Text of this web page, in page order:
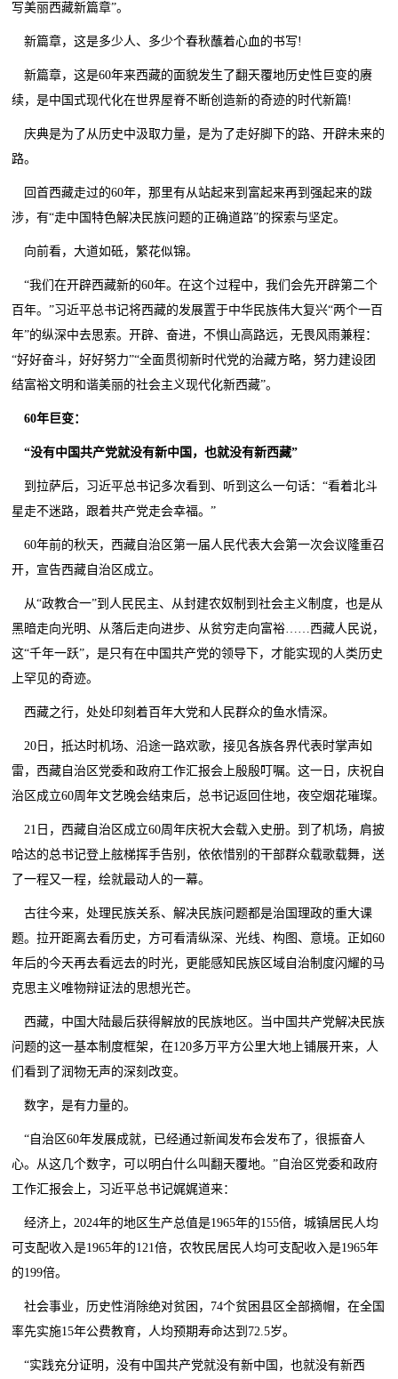
写美丽西藏新篇章”。
新篇章，这是多少人、多少个春秋蘸着心血的书写!
新篇章，这是60年来西藏的面貌发生了翻天覆地历史性巨变的赓
续，是中国式现代化在世界屋脊不断创造新的奇迹的时代新篇!
庆典是为了从历史中汲取力量，是为了走好脚下的路、开辟未来的
路。
回首西藏走过的60年，那里有从站起来到富起来再到强起来的跋
涉，有“走中国特色解决民族问题的正确道路”的探索与坚定。
向前看，大道如砥，繁花似锦。
“我们在开辟西藏新的60年。在这个过程中，我们会先开辟第二个
百年。”习近平总书记将西藏的发展置于中华民族伟大复兴“两个一百
年”的纵深中去思索。开辟、奋进，不惧山高路远，无畏风雨兼程：
“好好奋斗，好好努力”“全面贯彻新时代党的治藏方略，努力建设团
结富裕文明和谐美丽的社会主义现代化新西藏”。
60年巨变：
“没有中国共产党就没有新中国，也就没有新西藏”
到拉萨后，习近平总书记多次看到、听到这么一句话：“看着北斗
星走不迷路，跟着共产党走会幸福。”
60年前的秋天，西藏自治区第一届人民代表大会第一次会议隆重召
开，宣告西藏自治区成立。
从“政教合一”到人民民主、从封建农奴制到社会主义制度，也是从
黑暗走向光明、从落后走向进步、从贫穷走向富裕……西藏人民说，
这“千年一跃”，是只有在中国共产党的领导下，才能实现的人类历史
上罕见的奇迹。
西藏之行，处处印刻着百年大党和人民群众的鱼水情深。
20日，抵达时机场、沿途一路欢歌，接见各族各界代表时掌声如
雷，西藏自治区党委和政府工作汇报会上殷殷叮嘱。这一日，庆祝自
治区成立60周年文艺晚会结束后，总书记返回住地，夜空烟花璀璨。
21日，西藏自治区成立60周年庆祝大会载入史册。到了机场，肩披
哈达的总书记登上舷梯挥手告别，依依惜别的干部群众载歌载舞，送
了一程又一程，绘就最动人的一幕。
古往今来，处理民族关系、解决民族问题都是治国理政的重大课
题。拉开距离去看历史，方可看清纵深、光线、构图、意境。正如60
年后的今天再去看远去的时光，更能感知民族区域自治制度闪耀的马
克思主义唯物辩证法的思想光芒。
西藏，中国大陆最后获得解放的民族地区。当中国共产党解决民族
问题的这一基本制度框架，在120多万平方公里大地上铺展开来，人
们看到了润物无声的深刻改变。
数字，是有力量的。
“自治区60年发展成就，已经通过新闻发布会发布了，很振奋人
心。从这几个数字，可以明白什么叫翻天覆地。”自治区党委和政府
工作汇报会上，习近平总书记娓娓道来：
经济上，2024年的地区生产总值是1965年的155倍，城镇居民人均
可支配收入是1965年的121倍，农牧民居民人均可支配收入是1965年
的199倍。
社会事业，历史性消除绝对贫困，74个贫困县区全部摘帽，在全国
率先实施15年公费教育，人均预期寿命达到72.5岁。
“实践充分证明，没有中国共产党就没有新中国，也就没有新西